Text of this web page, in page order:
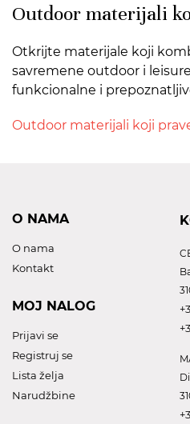
Outdoor materijali
Otkrijte materijale koji
savremene outdoor i
funkcionalne i
Outdoor materijali koji
O NAMA
O nama
Kontakt
MOJ NALOG
Prijavi se
Registruj se
Lista želja
Narudžbine